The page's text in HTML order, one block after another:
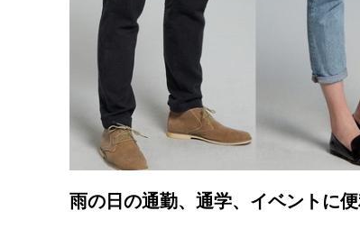
雨の日の通勤、通学、イベントに